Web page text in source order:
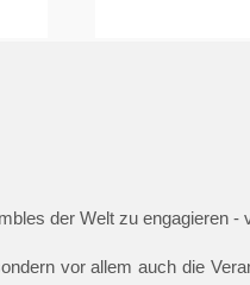
der Welt zu engagieren -
vor allem auch die